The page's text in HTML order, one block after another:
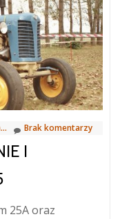
Brak komentarzy
I
25A oraz